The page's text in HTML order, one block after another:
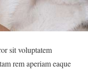
sit voluptatem
rem aperiam eaque